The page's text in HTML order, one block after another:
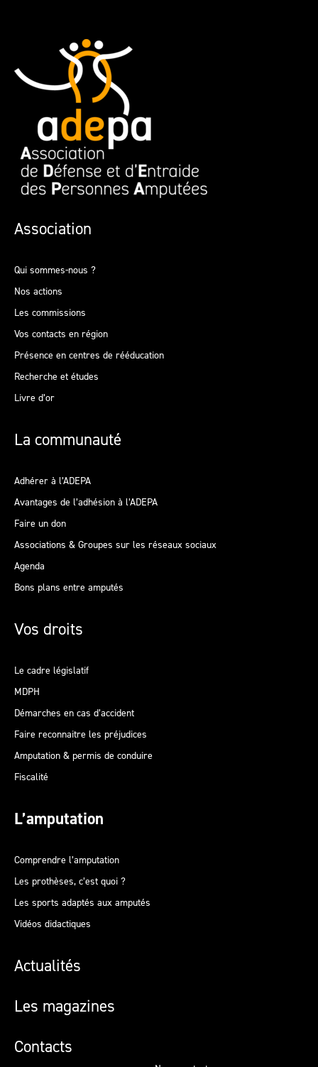
Association
Qui sommes-nous ?
Nos actions
Les commissions
Vos contacts en région
Présence en centres de rééducation
Recherche et études
Livre d’or
La communauté
Adhérer à l’ADEPA
Avantages de l’adhésion à l’ADEPA
Faire un don
Associations & Groupes sur les réseaux sociaux
Agenda
Bons plans entre amputés
Vos droits
Le cadre législatif
MDPH
Démarches en cas d’accident
Faire reconnaitre les préjudices
Amputation & permis de conduire
Fiscalité
L’amputation
Comprendre l’amputation
Les prothèses, c’est quoi ?
Les sports adaptés aux amputés
Vidéos didactiques
Actualités
Les magazines
Contacts